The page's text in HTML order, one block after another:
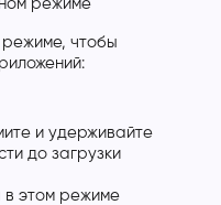
режиме
режиме, чтобы
и удерживайте
до загрузки
в этом режиме